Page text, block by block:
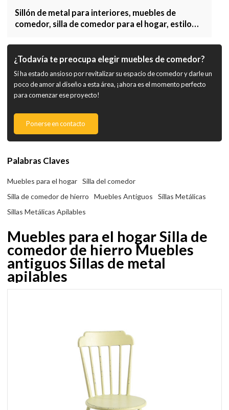
Sillón de metal para interiores, muebles de
comedor, silla de comedor para el hogar, estilo
¿Todavía te preocupa elegir muebles de comedor?
Si ha estado ansioso por revitalizar su espacio de comedor y darle un
poco de amor al diseño a esta área, ¡ahora es el momento perfecto
para comenzar ese proyecto!
Ponerse en contacto
Palabras Claves
Muebles para el hogar
Silla del comedor
Silla de comedor de hierro
Muebles Antiguos
Sillas Metálicas
Sillas Metálicas Apilables
Muebles para el hogar Silla de
comedor de hierro Muebles
antiguos Sillas de metal
apilables